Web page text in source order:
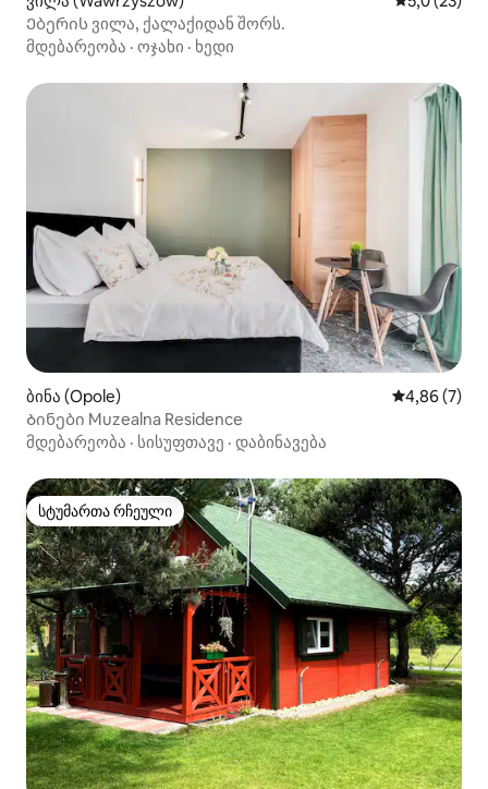
Ებერის ვილა, ქალაქიდან შორს.
მდებარეობა · ოჯახი · ხედი
ბინა (Opole) საშუალო
4,86 (7)
Ბინები Muzealna Residence
მდებარეობა · სისუფთავე · დაბინავება
სტუმართა რჩეული
სტუმართა რჩეული